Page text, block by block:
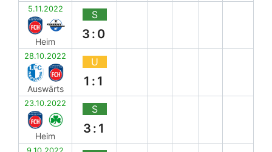
5.11.2022
Heim
S
3:0
28.10.2022
Auswärts
U
1:1
23.10.2022
Heim
S
3:1